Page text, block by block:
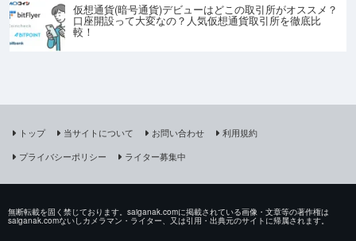
仮想通貨(暗号通貨)デビューはどこの取引所がオススメ？
口座開設って大変なの？人気仮想通貨取引所を徹底比
較！
トップ 当サイトについて お問い合わせ
利用規約
プライバシーポリシー
ライター募集中
無断転載を固く禁じております。saiganak.comに掲載されている画像・文章等の著作権は
saiganak.comないしカメラマン・ライター、又は引用・出典元のサイトに帰属されます。